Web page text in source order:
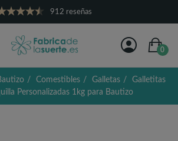
912 reseñas
0
Comestibles Galletas
Galletitas
Personalizadas 1kg para Bautizo